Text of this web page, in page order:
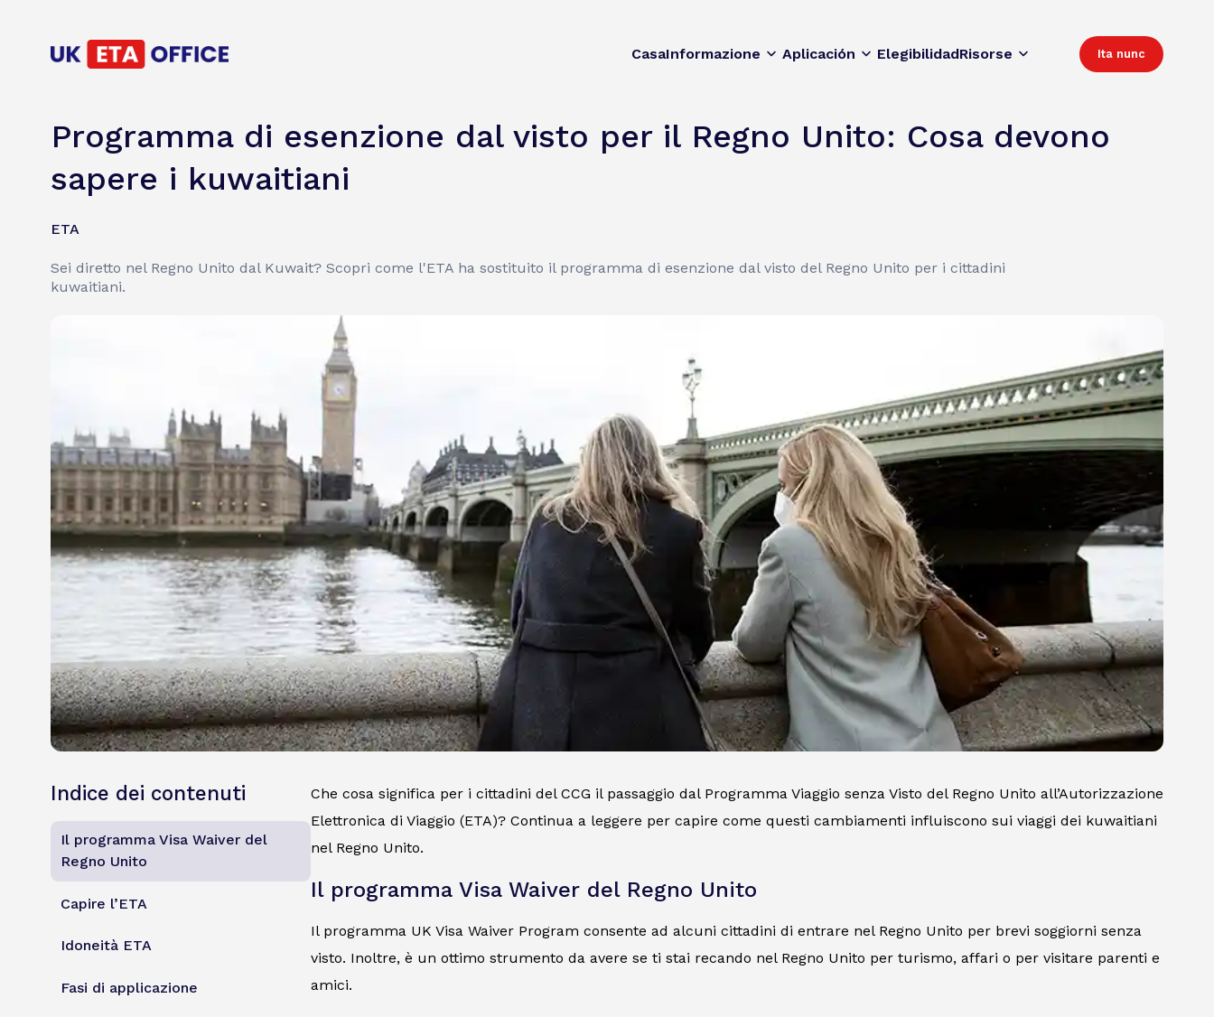
CasaInformazione Aplicación ElegibilidadRisorse Ita nunc
Programma di esenzione dal visto per il Regno Unito: Cosa devono
sapere i kuwaitiani
ETA
Sei diretto nel Regno Unito dal Kuwait? Scopri come l'ETA ha sostituito il programma di esenzione dal visto del Regno Unito per i cittadini
kuwaitiani.
Indice dei contenuti
Il programma Visa Waiver del
Regno Unito
Capire l’ETA
Idoneità ETA
Fasi di applicazione
Che cosa significa per i cittadini del CCG il passaggio dal Programma Viaggio senza Visto del Regno Unito all’Autorizzazione
Elettronica di Viaggio (ETA)? Continua a leggere per capire come questi cambiamenti influiscono sui viaggi dei kuwaitiani
nel Regno Unito.
Il programma Visa Waiver del Regno Unito
Il programma UK Visa Waiver Program consente ad alcuni cittadini di entrare nel Regno Unito per brevi soggiorni senza
visto. Inoltre, è un ottimo strumento da avere se ti stai recando nel Regno Unito per turismo, affari o per visitare parenti e
amici.